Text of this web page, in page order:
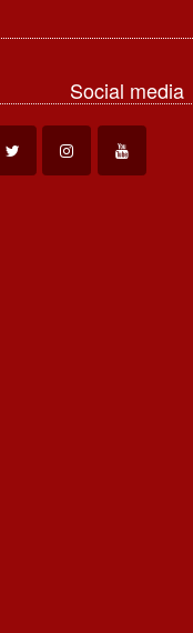
Social media